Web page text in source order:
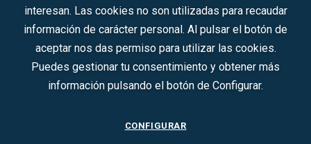
Síguenos en redes sociales:
CONTACTO
interesan. Las cookies no son utilizadas para recaudar
información de carácter personal. Al pulsar el botón de
aceptar nos das permiso para utilizar las cookies.
Puedes gestionar tu consentimiento y obtener más
información pulsando el botón de Configurar.
CONFIGURAR